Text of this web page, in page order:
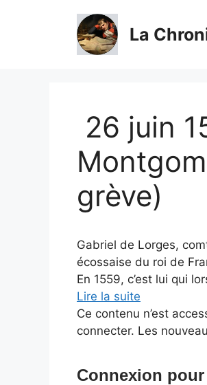
La
26 juin
grève)
Gabriel de Lorges,
écossaise du roi de
En 1559, c’est lui qui
Lire la suite
Ce contenu n’est
connecter. Les
Connexion